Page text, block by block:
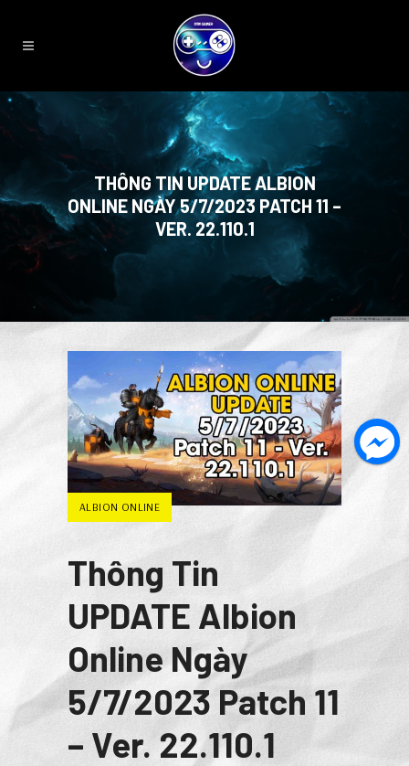
THÔNG TIN UPDATE ALBION
ONLINE NGÀY 5/7/2023 PATCH 11 –
VER. 22.110.1
ALBION ONLINE
Thông Tin
UPDATE Albion
Online Ngày
5/7/2023 Patch 11
– Ver. 22.110.1